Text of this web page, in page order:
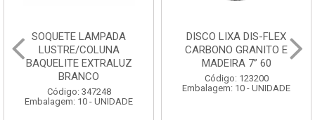
SOQUETE LAMPADA
LUSTRE/COLUNA
BAQUELITE EXTRALUZ
BRANCO
Código: 347248
Embalagem: 10 - UNIDADE
DISCO LIXA DIS-FLEX
CARBONO GRANITO E
MADEIRA 7” 60
Código: 123200
Embalagem: 10 - UNIDADE